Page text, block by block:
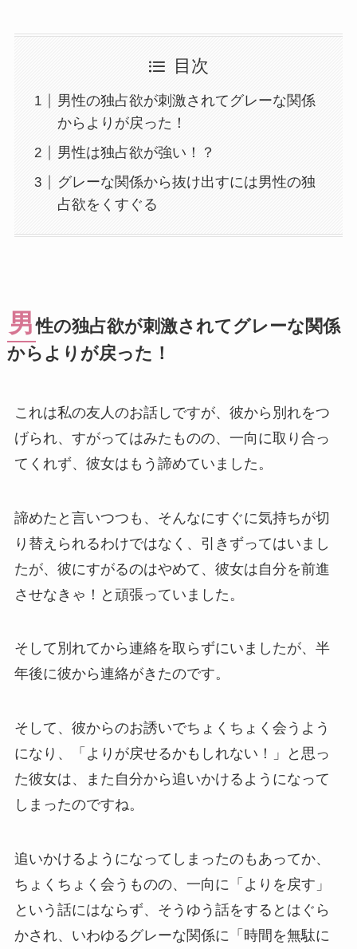
目次
男性の独占欲が刺激されてグレーな関係
からよりが戻った！
男性は独占欲が強い！？
グレーな関係から抜け出すには男性の独
占欲をくすぐる
男 性の独占欲が刺激されてグレーな関係
からよりが戻った！
これは私の友人のお話しですが、彼から別れをつ
げられ、すがってはみたものの、一向に取り合っ
てくれず、彼女はもう諦めていました。
諦めたと言いつつも、そんなにすぐに気持ちが切
り替えられるわけではなく、引きずってはいまし
たが、彼にすがるのはやめて、彼女は自分を前進
させなきゃ！と頑張っていました。
そして別れてから連絡を取らずにいましたが、半
年後に彼から連絡がきたのです。
そして、彼からのお誘いでちょくちょく会うよう
になり、「よりが戻せるかもしれない！」と思っ
た彼女は、また自分から追いかけるようになって
しまったのですね。
追いかけるようになってしまったのもあってか、
ちょくちょく会うものの、一向に「よりを戻す」
という話にはならず、そうゆう話をするとはぐら
かされ、いわゆるグレーな関係に「時間を無駄に